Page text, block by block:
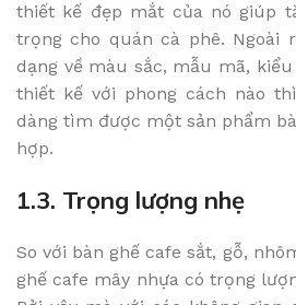
thiết kế đẹp mắt của nó giúp
trọng cho quán cà phê. Ngoài
dạng về màu sắc, mẫu mã,
thiết kế với phong cách nào
dàng tìm được một sản phẩm
hợp.
1.3. Trọng lượng nhẹ
So với bàn ghế cafe sắt, gỗ,
ghế cafe mây nhựa có trọng